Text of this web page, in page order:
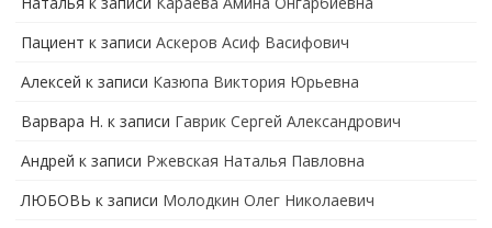
Пациент к записи Аскеров Асиф Васифович
Алексей к записи Казюпа Виктория Юрьевна
Варвара Н. к записи Гаврик Сергей Александрович
Андрей к записи Ржевская Наталья Павловна
ЛЮБОВЬ к записи Молодкин Олег Николаевич